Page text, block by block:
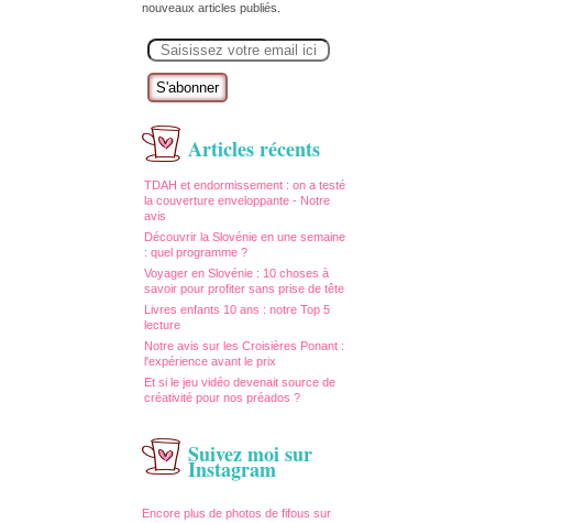
nouveaux articles publiés.
m
Articles récents
TDAH et endormissement : on a testé
la couverture enveloppante - Notre
avis
Découvrir la Slovénie en une semaine
: quel programme ?
Voyager en Slovénie : 10 choses à
savoir pour profiter sans prise de tête
Livres enfants 10 ans : notre Top 5
lecture
Notre avis sur les Croisières Ponant :
l'expérience avant le prix
Et si le jeu vidéo devenait source de
créativité pour nos préados ?
Suivez moi sur
Instagram
Encore plus de photos de fifous sur